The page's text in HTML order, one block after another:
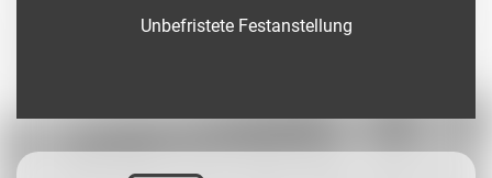
Unbefristete Festanstellung